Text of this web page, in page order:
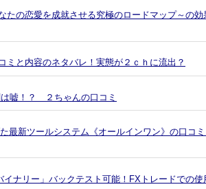
たの恋愛を成就させる究極のロードマップ～の効
ミと内容のネタバレ！実態が２ｃｈに流出？
！？ ２ちゃんの口コミ
最新ツールシステム《オールインワン》の口コミ
ナリー」バックテスト可能！FXトレードでの使